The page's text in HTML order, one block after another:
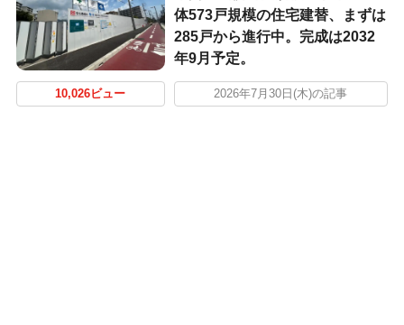
体573戸規模の住宅建替、まずは
285戸から進行中。完成は2032
年9月予定。
10,026ビュー 2026年7月30日(木)の記事